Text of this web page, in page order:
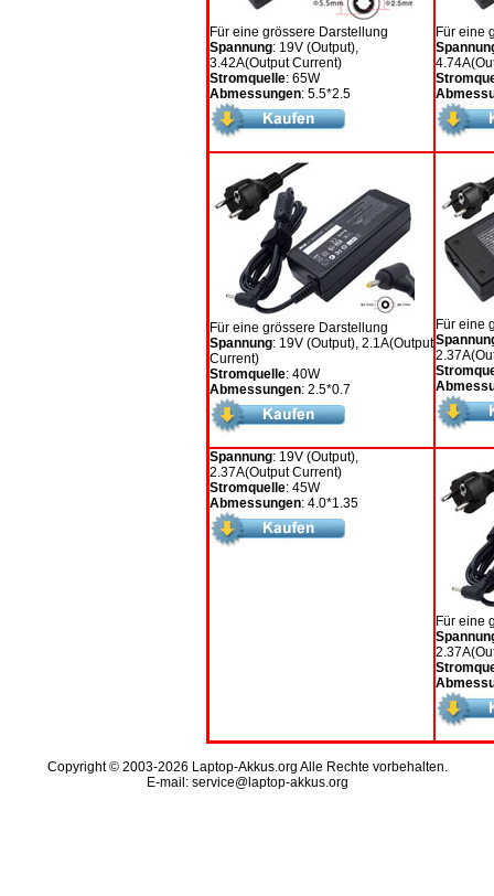
Für eine grössere Darstellung
Spannung: 19V (Output),
3.42A(Output Current)
Stromquelle: 65W
Abmessungen: 5.5*2.5
Für eine
Für eine grössere Darstellung
Spannung: 19V (Output), 2.1A(Output
Current)
Stromquelle: 40W
Abmessungen: 2.5*0.7
Für eine
Spannung: 19V (Output),
2.37A(Output Current)
Stromquelle: 45W
Abmessungen: 4.0*1.35
Für eine
Copyright © 2003-2026 Laptop-Akkus.org Alle Rechte vorbehalten.
E-mail: service@laptop-akkus.org